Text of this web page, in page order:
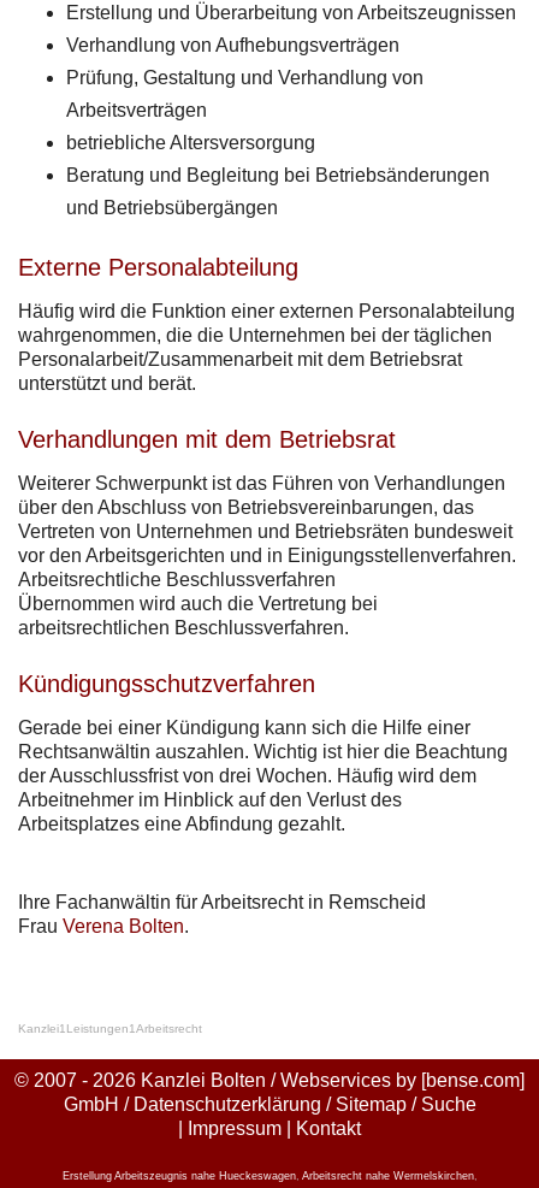
Erstellung und Überarbeitung von Arbeitszeugnissen
Verhandlung von Aufhebungsverträgen
Prüfung, Gestaltung und Verhandlung von
Arbeitsverträgen
betriebliche Altersversorgung
Beratung und Begleitung bei Betriebsänderungen
und Betriebsübergängen
Externe Personalabteilung
Häufig wird die Funktion einer externen Personalabteilung
wahrgenommen, die die Unternehmen bei der täglichen
Personalarbeit/Zusammenarbeit mit dem Betriebsrat
unterstützt und berät.
Verhandlungen mit dem Betriebsrat
Weiterer Schwerpunkt ist das Führen von Verhandlungen
über den Abschluss von Betriebsvereinbarungen, das
Vertreten von Unternehmen und Betriebsräten bundesweit
vor den Arbeitsgerichten und in Einigungsstellenverfahren.
Arbeitsrechtliche Beschlussverfahren
Übernommen wird auch die Vertretung bei
arbeitsrechtlichen Beschlussverfahren.
Kündigungsschutzverfahren
Gerade bei einer Kündigung kann sich die Hilfe einer
Rechtsanwältin auszahlen. Wichtig ist hier die Beachtung
der Ausschlussfrist von drei Wochen. Häufig wird dem
Arbeitnehmer im Hinblick auf den Verlust des
Arbeitsplatzes eine Abfindung gezahlt.
Ihre Fachanwältin für Arbeitsrecht in Remscheid
Frau Verena Bolten.
Kanzlei1 Leistungen1Arbeitsrecht
© 2007 - 2026 Kanzlei Bolten / Webservices by [bense.com]
GmbH / Datenschutzerklärung / Sitemap/ Suche
Impressum Kontakt
Erstellung Arbeitszeugnis nahe Hueckeswagen, Arbeitsrecht nahe Wermelskirchen,